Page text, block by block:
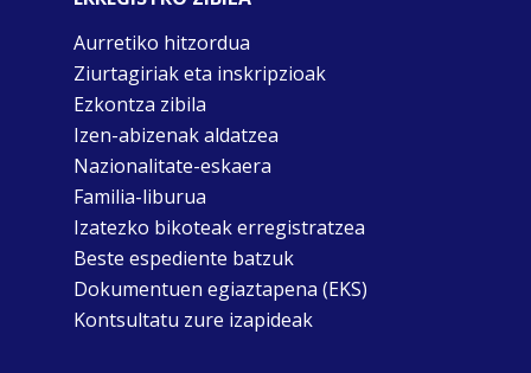
Aurretiko hitzordua
Ziurtagiriak eta inskripzioak
Ezkontza zibila
Izen-abizenak aldatzea
Nazionalitate-eskaera
Familia-liburua
Izatezko bikoteak erregistratzea
Beste espediente batzuk
Dokumentuen egiaztapena (EKS)
Kontsultatu zure izapideak